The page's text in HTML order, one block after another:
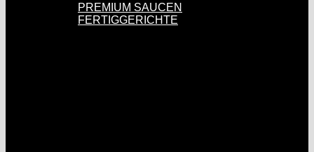
PREMIUM SAUCEN
FERTIGGERICHTE